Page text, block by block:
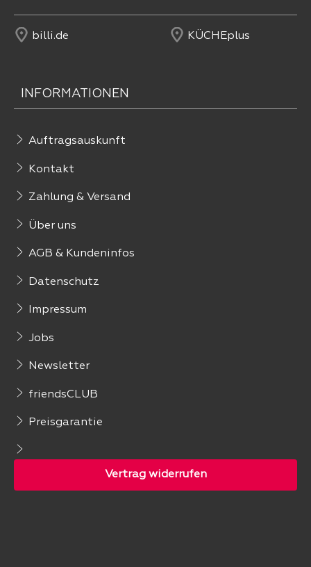
billi.de KÜCHEplus
INFORMATIONEN
Auftragsauskunft
Kontakt
Zahlung & Versand
Über uns
AGB & Kundeninfos
Datenschutz
Impressum
Jobs
Newsletter
friendsCLUB
Preisgarantie